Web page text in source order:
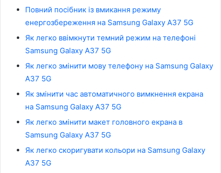
Повний посібник із вмикання режиму
енергозбереження на Samsung Galaxy A37 5G
Як легко ввімкнути темний режим на телефоні
Samsung Galaxy A37 5G
Як легко змінити мову телефону на Samsung Galaxy
A37 5G
Як змінити час автоматичного вимкнення екрана
на Samsung Galaxy A37 5G
Як легко змінити макет головного екрана в
Samsung Galaxy A37 5G
Як легко скоригувати кольори на Samsung Galaxy
A37 5G